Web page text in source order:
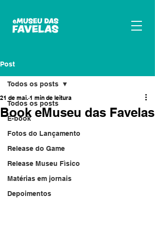
Post
Todos os posts
E-book
Fotos do Lançamento
Release do Game
Release Museu Fìsico
Matérias em jornais
Depoimentos
Todos os posts
Book eMuseu das Favelas
21 de mai. 1 min de leitura